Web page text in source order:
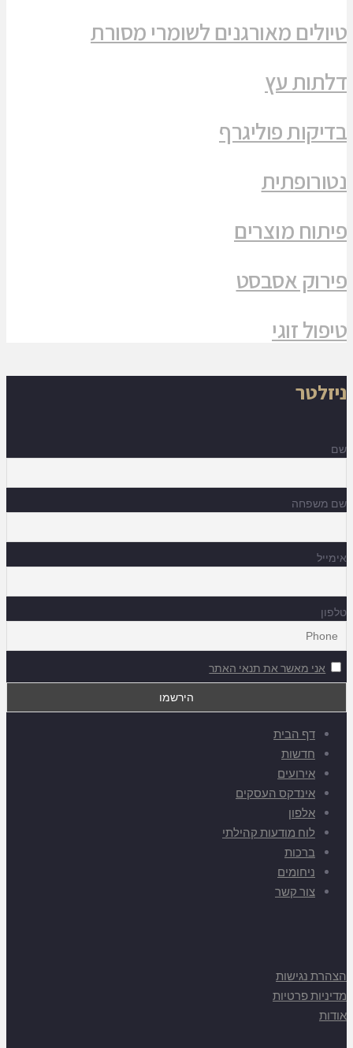
טיולים מאורגנים לשומרי מסורת
דלתות עץ
בדיקות פוליגרף
נטורופתית
פיתוח מוצרים
פירוק אסבסט
טיפול זוגי
ניזלטר
שם
שם משפחה
אימייל
טלפון
אני מאשר את תנאי האתר
דף הבית
חדשות
אירועים
אינדקס העסקים
אלפון
לוח מודעות קהילתי
ברכות
ניחומים
צור קשר
הצהרת נגישות
מדיניות פרטיות
אודות